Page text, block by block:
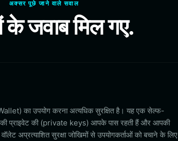
अक्सर पूछे जाने वाले सवाल
के जवाब मिल गए.
का उपयोग करना अत्यधिक सुरक्षित है। यह एक सेल्फ-
प्राइवेट की (private keys) आपके पास रहती हैं और आपकी
अप्रत्याशित सुरक्षा जोखिमों से उपयोगकर्ताओं को बचाने के लिए